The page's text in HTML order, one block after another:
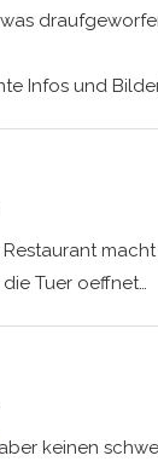
Infos und
Tuer oeffnet…
aber keinen